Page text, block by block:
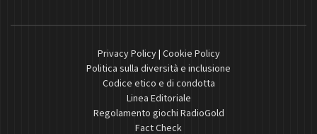
Privacy Policy| Cookie Policy
Politica sulla diversità e inclusione
Codice etico e di condotta
Linea Editoriale
Regolamento giochi RadioGold
Fact Check